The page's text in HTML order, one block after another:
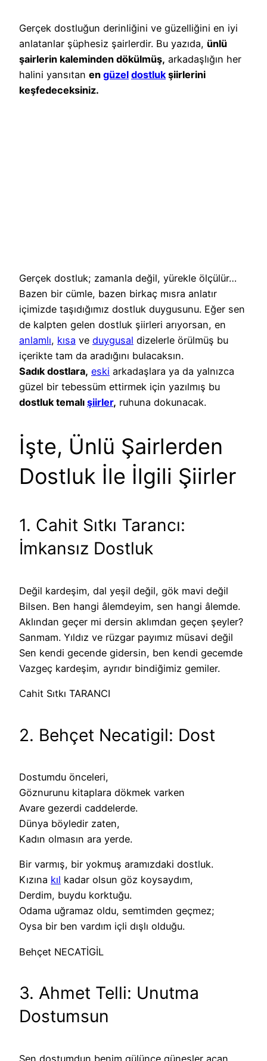
Gerçek dostluğun derinliğini ve güzelliğini en iyi
anlatanlar şüphesiz şairlerdir. Bu yazıda, ünlü
şairlerin kaleminden dökülmüş, arkadaşlığın her
halini yansıtan en güzel dostluk şiirlerini
keşfedeceksiniz.
Gerçek dostluk; zamanla değil, yürekle ölçülür…
Bazen bir cümle, bazen birkaç mısra anlatır
içimizde taşıdığımız dostluk duygusunu. Eğer sen
de kalpten gelen dostluk şiirleri arıyorsan, en
anlamlı, kısa ve duygusal dizelerle örülmüş bu
içerikte tam da aradığını bulacaksın.
Sadık dostlara, eski arkadaşlara ya da yalnızca
güzel bir tebessüm ettirmek için yazılmış bu
dostluk temalı şiirler, ruhuna dokunacak.
İşte, Ünlü Şairlerden
Dostluk İle İlgili Şiirler
1. Cahit Sıtkı Tarancı:
İmkansız Dostluk
Değil kardeşim, dal yeşil değil, gök mavi değil
Bilsen. Ben hangi âlemdeyim, sen hangi âlemde.
Aklından geçer mi dersin aklımdan geçen şeyler?
Sanmam. Yıldız ve rüzgar payımız müsavi değil
Sen kendi gecende gidersin, ben kendi gecemde
Vazgeç kardeşim, ayrıdır bindiğimiz gemiler.
Cahit Sıtkı TARANCI
2. Behçet Necatigil: Dost
Dostumdu önceleri,
Göznurunu kitaplara dökmek varken
Avare gezerdi caddelerde.
Dünya böyledir zaten,
Kadın olmasın ara yerde.
Bir varmış, bir yokmuş aramızdaki dostluk.
Kızına kıl kadar olsun göz koysaydım,
Derdim, buydu korktuğu.
Odama uğramaz oldu, semtimden geçmez;
Oysa bir ben vardım içli dışlı olduğu.
Behçet NECATİGİL
3. Ahmet Telli: Unutma
Dostumsun
Sen dostumdun benim gülünce güneşler açan